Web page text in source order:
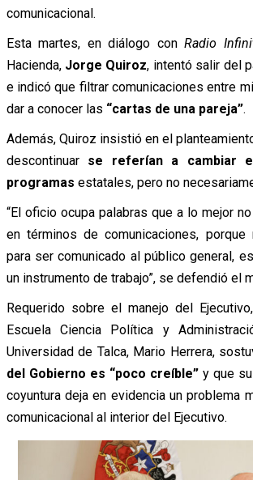
comunicacional.
Esta martes, en diálogo conRadio
Hacienda, Jorge Quiroz, intentó salir del
e indicó que filtrar comunicaciones entre
dar a conocer las “cartas de una pareja”.
Además, Quiroz insistió en el
descontinuar se referían a cambiar
programas estatales, pero no
“El oficio ocupa palabras que a lo mejor
en términos de comunicaciones,
para ser comunicado al público general,
un instrumento de trabajo”, se defendió el
Requerido sobre el manejo del
Escuela Ciencia Política y
Universidad de Talca, Mario Herrera,
del Gobierno es “poco creíble”y que su
coyuntura deja en evidencia un problema
comunicacional al interior del Ejecutivo.